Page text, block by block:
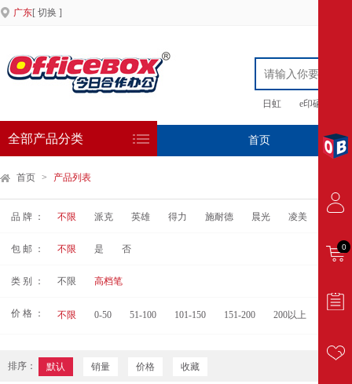
广东[ 切换 ]
日虹 e印硒鼓
全部产品分类 首页 专
首页 > 产品列表
品 牌 ： 不限 派克 英雄 得力 施耐德 晨光 凌美
包 邮 ： 不限 是 否
类 别 ： 不限 高档笔
价 格 ： 不限 0-50 51-100 101-150 151-200 200以上
排序： 默认 销量 价格 收藏
0